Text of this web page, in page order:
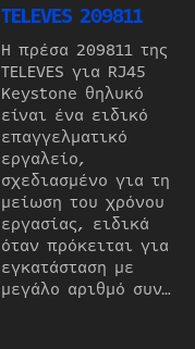
TELEVES 209811
Η πρέσα 209811 της
TELEVES για RJ45
Keystone θηλυκό
είναι ένα ειδικό
επαγγελματικό
εργαλείο,
σχεδιασμένο για τη
μείωση του χρόνου
εργασίας, ειδικά
όταν πρόκειται για
εγκατάσταση με
μεγάλο αριθμό συν…